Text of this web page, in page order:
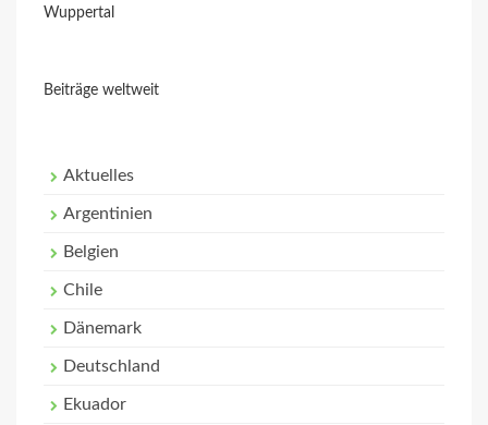
Wuppertal
Beiträge weltweit
Aktuelles
Argentinien
Belgien
Chile
Dänemark
Deutschland
Ekuador